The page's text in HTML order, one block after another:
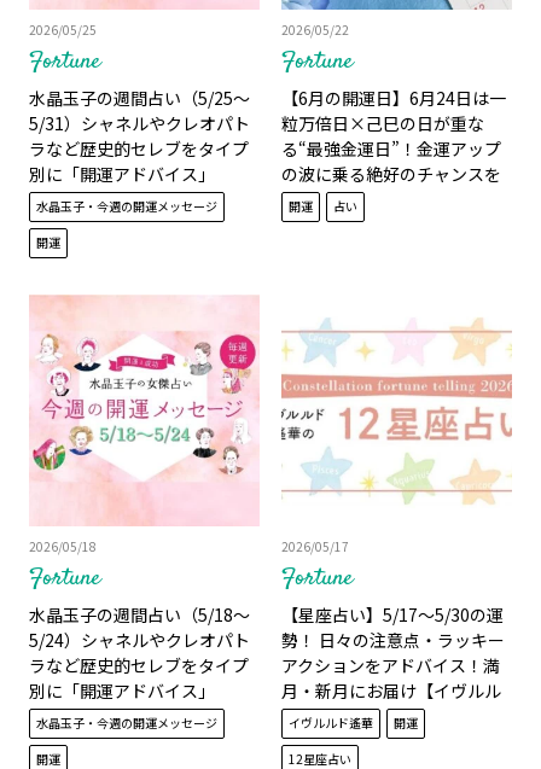
Fortune
2026/05/25
水晶玉子の週間占い（5/25～
5/31）シャネルやクレオパト
ラなど歴史的セレブをタイプ
別に「開運アドバイス」
水晶玉子・今週の開運メッセージ
開運
Fortune
2026/05/22
【6月の開運日】6月24日は一
粒万倍日×己巳の日が重な
る“最強金運日”！金運アップ
の波に乗る絶好のチャンスを
見逃さないで
開運 占い
Fortune
2026/05/18
水晶玉子の週間占い（5/18～
5/24）シャネルやクレオパト
ラなど歴史的セレブをタイプ
別に「開運アドバイス」
水晶玉子・今週の開運メッセージ
開運
Fortune
2026/05/17
【星座占い】5/17～5/30の運
勢！ 日々の注意点・ラッキー
アクションをアドバイス！満
月・新月にお届け【イヴルル
ド遙華】
イヴルルド遙華
開運
12星座占い